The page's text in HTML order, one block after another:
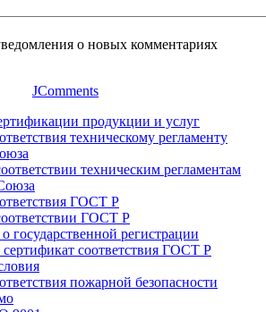
о новых комментариях
JComments
продукции и услуг
техническому регламенту
техническим регламентам
ГОСТ Р
ГОСТ Р
государственной регистрации
соответствия ГОСТ Р
пожарной безопасности